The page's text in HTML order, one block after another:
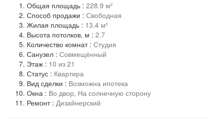
Общая площадь : 228.9 м²
Способ продажи : Свободная
Жилая площадь : 13.4 м²
Высота потолков, м : 2.7
Количество комнат: Студия
Санузел : Совмещённый
Этаж : 10 из 21
Статус : Квартира
Вид сделки : Возможна ипотека
Окна : Во двор, На солнечную сторону
Ремонт: Дизайнерский